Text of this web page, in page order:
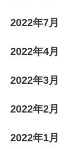
2022年7月
2022年4月
2022年3月
2022年2月
2022年1月